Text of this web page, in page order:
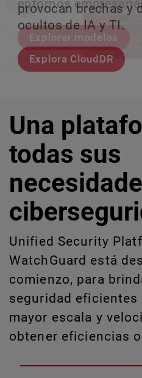
entornos
Explorar modelos
provocan brechas y
ocultos de IA y TI.
Explora CloudDR
escalar sin perder
Conozcan a Rai
crecimiento
Conozca WatchGuard
Una
todas sus
Unified Security
WatchGuard está
comienzo, para
seguridad eficientes
mayor escala y
obtener eficiencias